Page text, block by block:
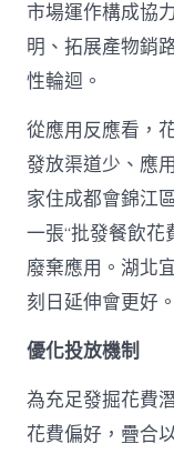
市場運作構成協
明、拓展產物銷
性輪迴。
從應用反應看，
發放渠道少、應
家住成都會錦江
一張“批發餐飲花
廢棄應用。湖北
刻日延伸會更好。
優化投放機制
為充足發掘花費
花費偏好，疊合